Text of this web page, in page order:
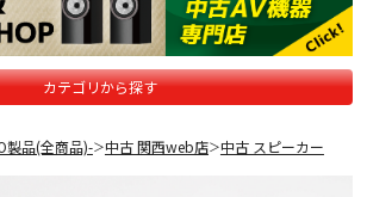
カテゴリから探す
製品(全商品)-＞中古 関西web店＞中古 スピーカー